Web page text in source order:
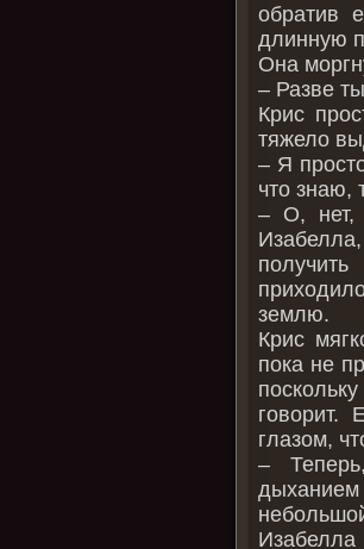
обратив
длинную
Она
– Разве
Крис
тяжело
– Я
что знаю,
– О, нет,
землю.
Крис
пока не
говорит.
глазом,
–
дыханием